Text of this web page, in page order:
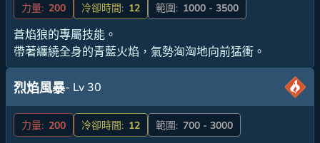
力量: 200 冷卻時間: 12 範圍: 1000 - 3500
蒼焰狼的專屬技能。
帶著纏繞全身的青藍火焰，氣勢洶洶地向前猛衝。
烈焰風暴- Lv 30
力量: 200 冷卻時間: 12 範圍: 700 - 3000